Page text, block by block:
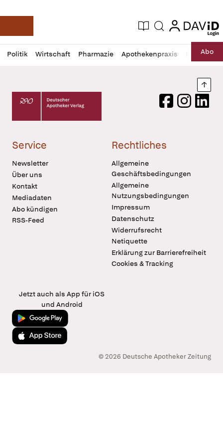
Deutsche Apotheker Zeitung
Aktuelle Ausgabe
Suche login
login
Politik Wirtschaft Pharmazie Apothekenpraxis RechtAbo
Profil
öffnen
Daz
Pur
Deutscher Apotheker Verlag Logo
FacebookInstagram
Service
Newsletter
Über uns
Kontakt
Mediadaten
Abo kündigen
RSS-Feed
Rechtliches
Allgemeine
Geschäftsbedingungen
Allgemeine
Nutzungsbedingungen
Impressum
Datenschutz
Widerrufsrecht
Netiquette
Erklärung zur Barrierefreiheit
Cookies & Tracking
Jetzt auch als App für iOS
und Android
Jetzt bei Google Play
Laden im App Store
© 2026 Deutsche Apotheker Zeitung